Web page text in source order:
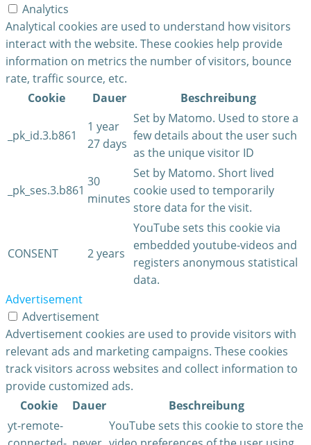
Analytics
Analytical cookies are used to understand how visitors
interact with the website. These cookies help provide
information on metrics the number of visitors, bounce
rate, traffic source, etc.
Cookie
Dauer Beschreibung
_pk_id.3.b861
1 year
27 days
Set by Matomo. Used to store a
few details about the user such
as the unique visitor ID
_pk_ses.3.b861
30
minutes
Set by Matomo. Short lived
cookie used to temporarily
store data for the visit.
CONSENT 2 years
YouTube sets this cookie via
embedded youtube-videos and
registers anonymous statistical
data.
Advertisement
Advertisement
Advertisement cookies are used to provide visitors with
relevant ads and marketing campaigns. These cookies
track visitors across websites and collect information to
provide customized ads.
Cookie
Dauer
Beschreibung
yt-remote-
YouTube sets this cookie to store the